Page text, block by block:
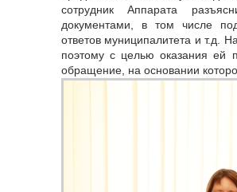
сотрудник Аппарата
документами, в том числе
ответов муниципалитета и т.д.
поэтому с целью оказания ей
обращение, на основании